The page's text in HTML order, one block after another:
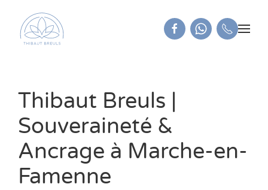
Thibaut Breuls |
Souveraineté &
Ancrage à Marche-en-
Famenne